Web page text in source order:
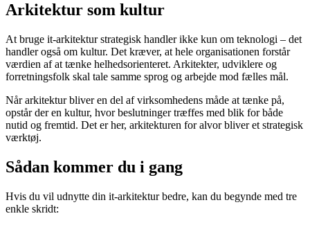
Arkitektur som kultur
At bruge it-arkitektur strategisk handler ikke kun om teknologi – det
handler også om kultur. Det kræver, at hele organisationen forstår
værdien af at tænke helhedsorienteret. Arkitekter, udviklere og
forretningsfolk skal tale samme sprog og arbejde mod fælles mål.
Når arkitektur bliver en del af virksomhedens måde at tænke på,
opstår der en kultur, hvor beslutninger træffes med blik for både
nutid og fremtid. Det er her, arkitekturen for alvor bliver et strategisk
værktøj.
Sådan kommer du i gang
Hvis du vil udnytte din it-arkitektur bedre, kan du begynde med tre
enkle skridt: